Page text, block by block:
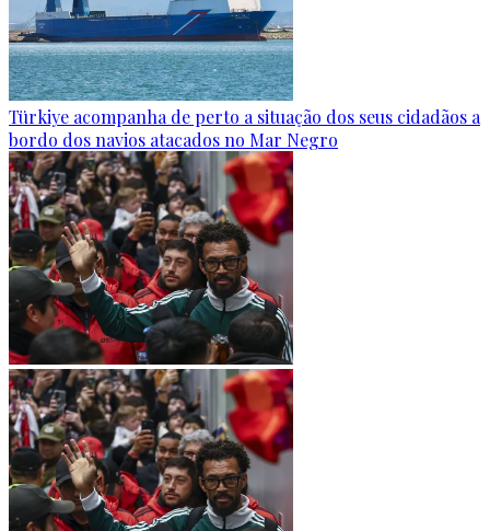
Türkiye acompanha de perto a situação dos seus cidadãos a
bordo dos navios atacados no Mar Negro